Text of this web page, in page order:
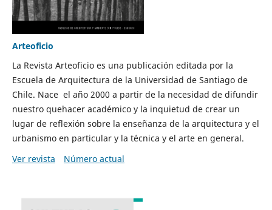
Arteoficio
La Revista Arteoficio es una publicación editada por la
Escuela de Arquitectura de la Universidad de Santiago de
Chile. Nace el año 2000 a partir de la necesidad de difundir
nuestro quehacer académico y la inquietud de crear un
lugar de reflexión sobre la enseñanza de la arquitectura y el
urbanismo en particular y la técnica y el arte en general.
Ver revista
Número actual